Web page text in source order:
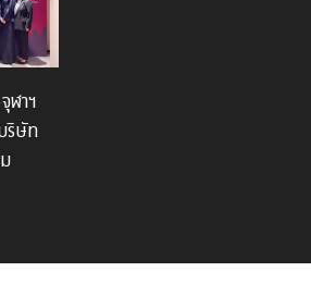
าฯ
ริษัท